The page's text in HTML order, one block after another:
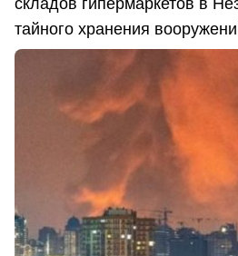
тайного хранения